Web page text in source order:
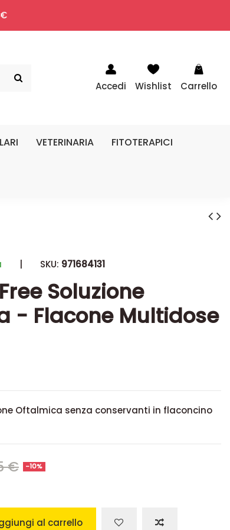
Accedi Wishlist Carrello
VETERINARIA FITOTERAPICI
| SKU: 971684131
Soluzione
- Flacone Multidose
Oftalmica senza conservanti in flaconcino
€ -10%
al carrello